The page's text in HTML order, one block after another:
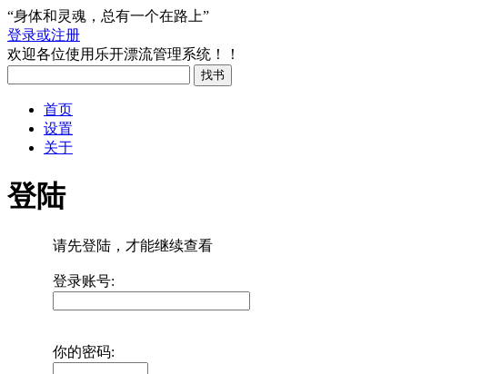
“身体和灵魂，总有一个在路上”
登录或注册
欢迎各位使用乐开漂流管理系统！！
首页
设置
关于
登陆
请先登陆，才能继续查看
登录账号:
你的密码: